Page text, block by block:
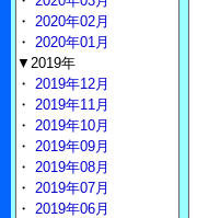
・ 2020年02月
・ 2020年01月
▼2019年
・ 2019年12月
・ 2019年11月
・ 2019年10月
・ 2019年09月
・ 2019年08月
・ 2019年07月
・ 2019年06月